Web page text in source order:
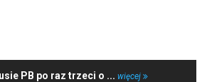
PB po raz trzeci o ... więcej